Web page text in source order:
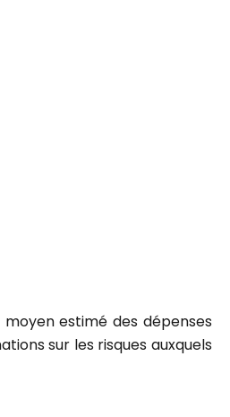
estimé des dépenses
sur les risques auxquels